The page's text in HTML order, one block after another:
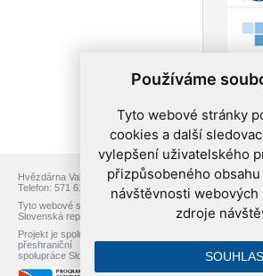
Používáme
Tyto webové stránky
cookies a další
vylepšení uživatelského
přizpůsobeného
návštěvnosti
zdroje
Hvězdárna Valašské Meziříčí, p.o., Vsetínská 78, 757
Telefon: 571 611 928, Web:www.astrovm.cz , E-mail:
Tyto webové stránky jsou vytvořeny v rámci projektu
Slovenská republika – Česká republika s názvem
Projekt je spolufinancován z Fondu Mikroprojektů
přeshraniční
spolupráce Slovenská republika – Česká republika